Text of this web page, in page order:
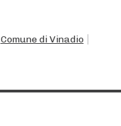
Comune di Vinadio |